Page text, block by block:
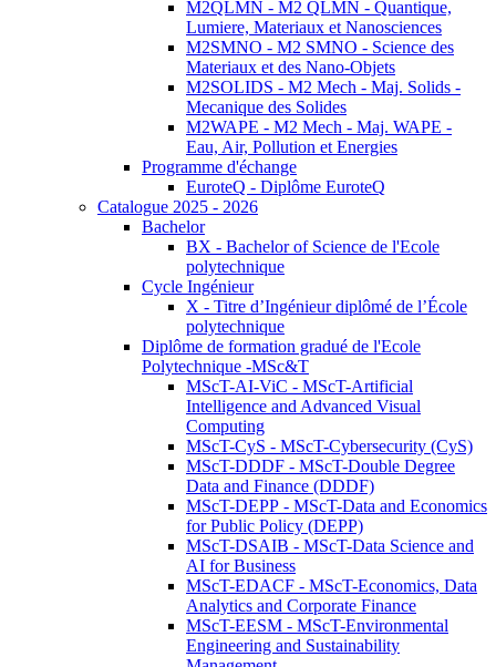
M2QLMN - M2 QLMN - Quantique,
Lumiere, Materiaux et Nanosciences
M2SMNO - M2 SMNO - Science des
Materiaux et des Nano-Objets
M2SOLIDS - M2 Mech - Maj. Solids -
Mecanique des Solides
M2WAPE - M2 Mech - Maj. WAPE -
Eau, Air, Pollution et Energies
Programme d'échange
EuroteQ - Diplôme EuroteQ
Catalogue 2025 - 2026
Bachelor
BX - Bachelor of Science de l'Ecole
polytechnique
Cycle Ingénieur
X - Titre d’Ingénieur diplômé de l’École
polytechnique
Diplôme de formation gradué de l'Ecole
Polytechnique -MSc&T
MScT-AI-ViC - MScT-Artificial
Intelligence and Advanced Visual
Computing
MScT-CyS - MScT-Cybersecurity (CyS)
MScT-DDDF - MScT-Double Degree
Data and Finance (DDDF)
MScT-DEPP - MScT-Data and Economics
for Public Policy (DEPP)
MScT-DSAIB - MScT-Data Science and
AI for Business
MScT-EDACF - MScT-Economics, Data
Analytics and Corporate Finance
MScT-EESM - MScT-Environmental
Engineering and Sustainability